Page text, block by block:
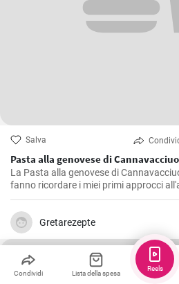
Salva
Pasta alla genovese di
La Pasta alla genovese di
fanno ricordare i miei primi approcci
l'attenzione ai dettagli sembrava
con il passare del tempo e un po' di
intento era svelare l'essenza autentica
sugo gustoso e sapido che chiede
la città da cui prende il nome.
Gretarezepte
Condividi Lista della spesa
Reels